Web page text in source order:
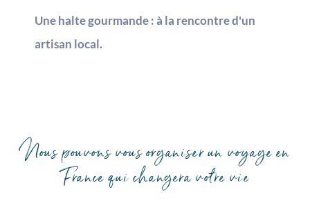
Une halte gourmande : à la rencontre d'un
artisan local.
Nous pouvons vous organiser un voyage en
France qui changera votre vie